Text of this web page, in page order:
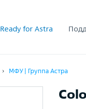
Ready for Astra
МФУ | Группа Астра